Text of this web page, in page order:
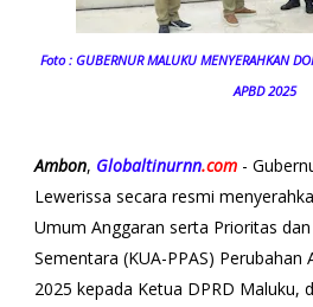
Foto : GUBERNUR MALUKU MENYERAHKAN
APBD 2025
Ambon, Globaltinurnn.com-
Lewerissa secara resmi
Umum Anggaran serta Prioritas
Sementara (KUA-PPAS) Perubahan
2025 kepada Ketua DPRD Maluku,